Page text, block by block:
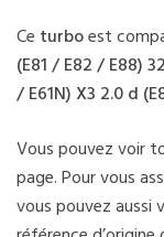
Ce turboest
(E81 / E82 / E88)
/ E61N) X3 2.0 d
Vous pouvez voir
page. Pour vous
vous pouvez aussi